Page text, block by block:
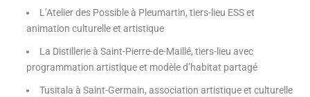
L’Atelier des Possible à Pleumartin, tiers-lieu ESS et
animation culturelle et artistique
La Distillerie à Saint-Pierre-de-Maillé, tiers-lieu avec
programmation artistique et modèle d’habitat partagé
Tusitala à Saint-Germain, association artistique et culturelle